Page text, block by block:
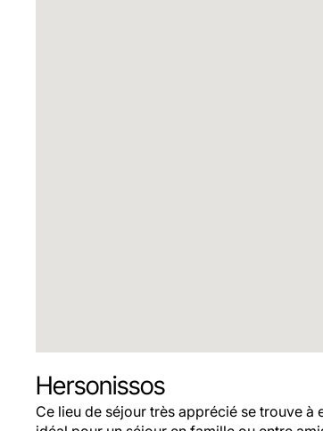
Hersonissos
Ce lieu de séjour très apprécié se trouve à